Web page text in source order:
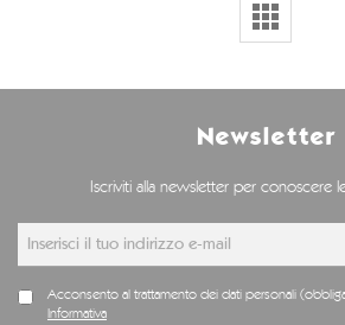
Newsletter
Iscriviti alla newsletter per conoscere
Acconsento al trattamento dei dati personali
Informativa